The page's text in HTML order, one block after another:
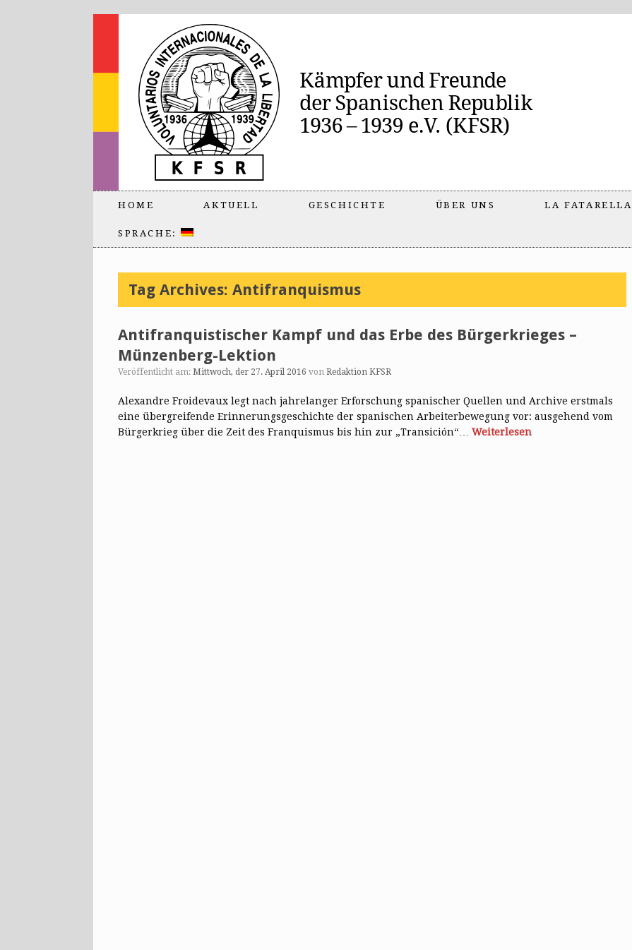
HOME AKTUELL GESCHICHTE ÜBER UNS LA FATARELLA
SPRACHE:
Tag Archives: Antifranquismus
Antifranquistischer Kampf und das Erbe des Bürgerkrieges –
Münzenberg-Lektion
Veröffentlicht am: Mittwoch, der 27. April 2016 von Redaktion KFSR
Alexandre Froidevaux legt nach jahrelanger Erforschung spanischer Quellen und Archive erstmals
eine übergreifende Erinnerungsgeschichte der spanischen Arbeiterbewegung vor: ausgehend vom
Bürgerkrieg über die Zeit des Franquismus bis hin zur „Transición“… Weiterlesen